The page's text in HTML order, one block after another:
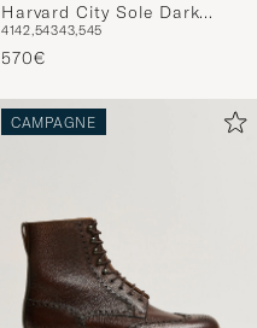
Harvard City Sole Dark
Brown Suede
4142,54343,545
570€
CAMPAGNE